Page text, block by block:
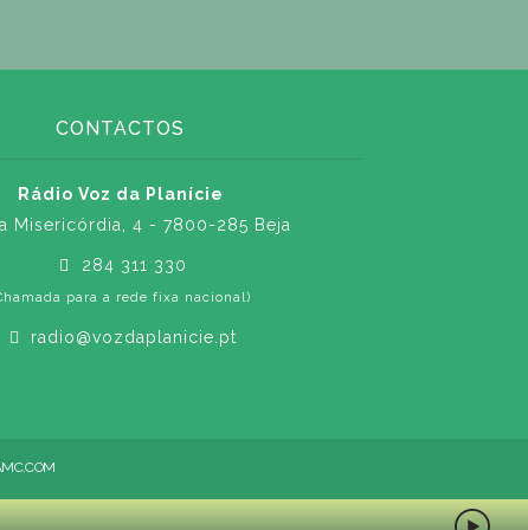
CONTACTOS
Rádio Voz da Planície
Misericórdia, 4 - 7800-285 Beja
284 311 330
para a rede fixa nacional)
radio@vozdaplanicie.pt